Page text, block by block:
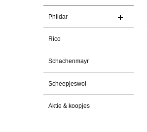
Phildar
Rico
Schachenmayr
Scheepjeswol
Aktie & koopjes